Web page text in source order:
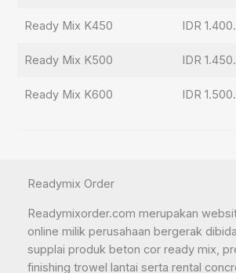
Ready Mix K450 IDR
Ready Mix K500 IDR
Ready Mix K600 IDR
Readymix Order
Readymixorder.com merupakan
online milik perusahaan bergerak
supplai produk beton cor ready mix,
finishing trowel lantai serta rental